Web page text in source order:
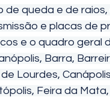
de queda e de
e placas de
e o quadro geral
Barra,
Lourdes,
Feira da